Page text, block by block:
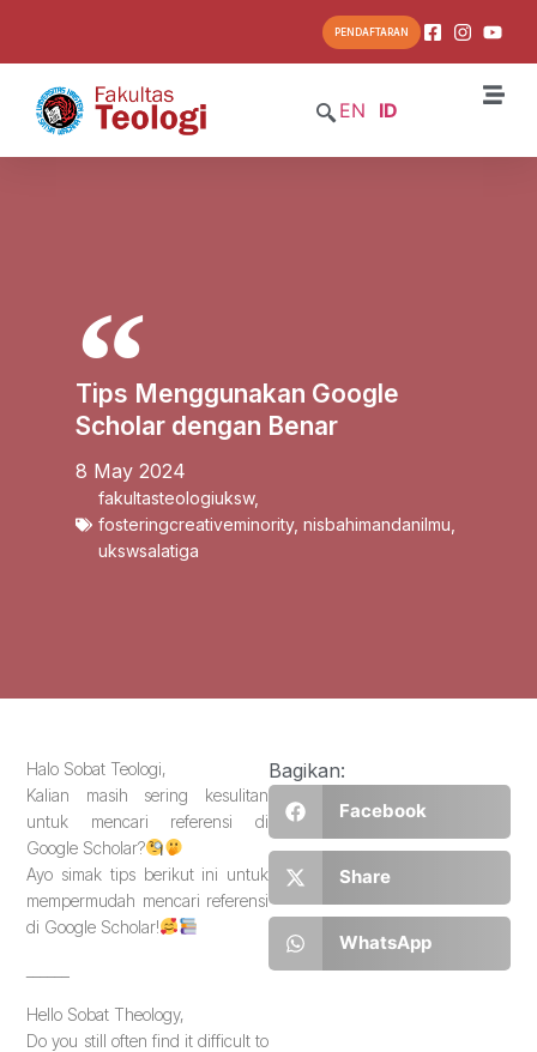
PENDAFTARAN
EN ID
Tips Menggunakan Google
Scholar dengan Benar
8 May 2024
fakultasteologiuksw,
fosteringcreativeminority, nisbahimandanilmu
ukswsalatiga
Halo Sobat Teologi,
Kalian masih sering kesulitan
untuk mencari referensi di
Google Scholar?
Ayo simak tips berikut ini untuk
mempermudah mencari referensi
di Google Scholar!
Hello Sobat Theology,
Do you still often find it difficult to
Bagikan:
Facebook
Share
WhatsApp